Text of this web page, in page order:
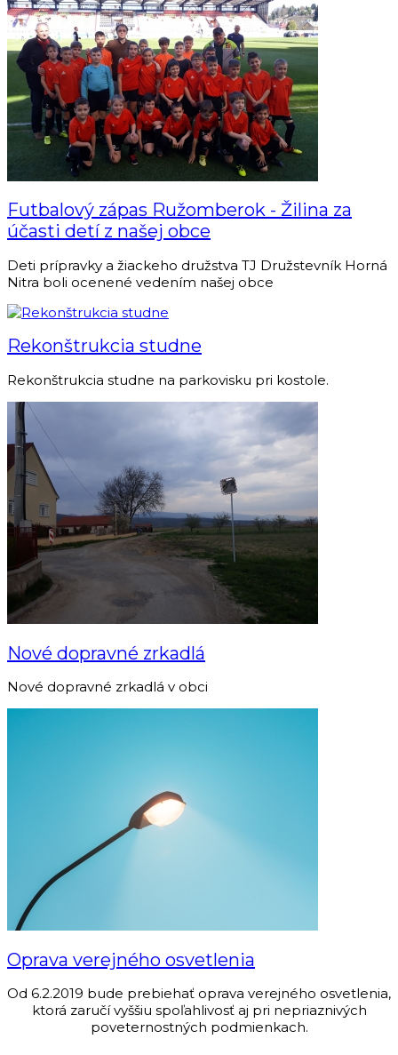
Futbalový zápas Ružomberok - Žilina za
účasti detí z našej obce
Deti prípravky a žiackeho družstva TJ Družstevník Horná
Nitra boli ocenené vedením našej obce
Rekonštrukcia studne
Rekonštrukcia studne na parkovisku pri kostole.
Nové dopravné zrkadlá
Nové dopravné zrkadlá v obci
Oprava verejného osvetlenia
Od 6.2.2019 bude prebiehať oprava verejného osvetlenia,
ktorá zaručí vyššiu spoľahlivosť aj pri nepriaznivých
poveternostných podmienkach.